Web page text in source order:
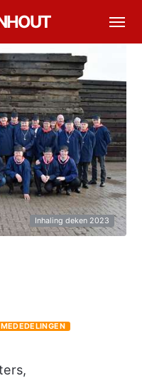
Inhaling deken 2023
MEDEDELINGEN